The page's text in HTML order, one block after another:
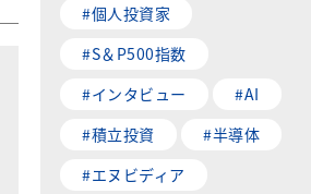
#個人投資家
#S＆P500指数
#インタビュー
#AI
#積立投資
#半導体
#エヌビディア